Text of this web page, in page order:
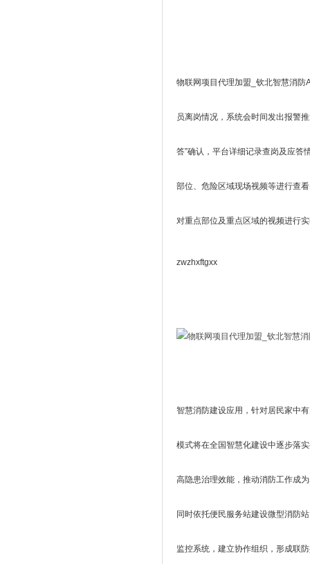
物联网项目代理加盟_钦北智慧消
员离岗情况，系统会时间发出报警
答”确认，平台详细记录查岗及应答
部位、危险区域现场视频等进行查
对重点部位及重点区域的视频进行
zwzhxftgxx
智慧消防建设应用，针对居民家中
模式将在全国智慧化建设中逐步落
高隐患治理效能，推动消防工作成
同时依托便民服务站建设微型消防
监控系统，建立协作组织，形成联